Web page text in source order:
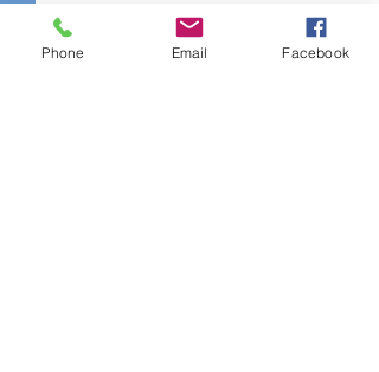
Phone Email Facebook